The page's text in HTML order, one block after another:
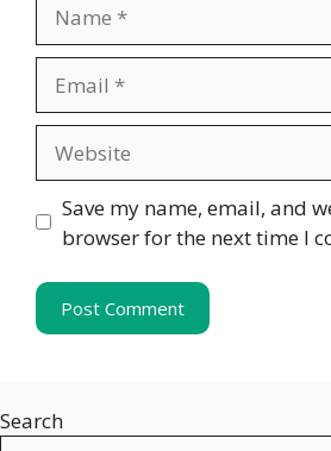
Save my name, email, and
browser for the next time I
Search